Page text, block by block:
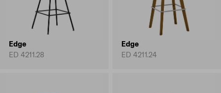
Edge
ED 4211.28
Edge
ED 4211.24